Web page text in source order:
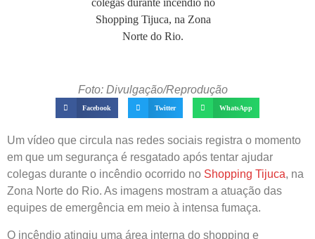
Foto: Divulgação/Reprodução
Facebook Twitter WhatsApp
Um vídeo que circula nas redes sociais registra o momento
em que um segurança é resgatado após tentar ajudar
colegas durante o incêndio ocorrido no Shopping Tijuca, na
Zona Norte do Rio. As imagens mostram a atuação das
equipes de emergência em meio à intensa fumaça.
O incêndio atingiu uma área interna do shopping e